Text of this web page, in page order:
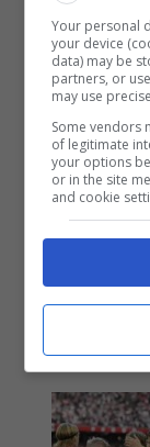
Your personal
your device
data) may be
partners, or
may use
Some vendors
of legitimate
your options
or in the site
and cookie